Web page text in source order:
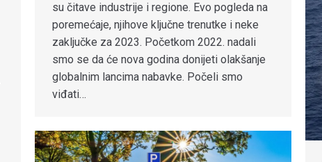
su čitave industrije i regione. Evo pogleda na
poremećaje, njihove ključne trenutke i neke
zaključke za 2023. Početkom 2022. nadali
smo se da će nova godina donijeti olakšanje
globalnim lancima nabavke. Počeli smo
viđati…